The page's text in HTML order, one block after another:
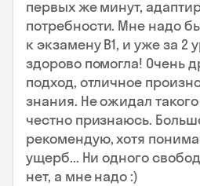
первых же минут,
потребности. Мне надо
к экзамену В1, и уже за 2
здорово помогла! Очень
подход, отличное
знания. Не ожидал
честно признаюсь.
рекомендую, хотя
ущерб... Ни одного
нет, а мне надо :)